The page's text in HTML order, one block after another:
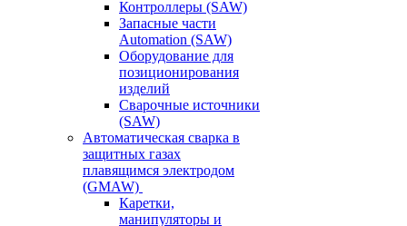
Контроллеры (SAW)
Запасные части
Automation (SAW)
Оборудование для
позиционирования
изделий
Сварочные источники
(SAW)
Автоматическая сварка в
защитных газах
плавящимся электродом
(GMAW)
Каретки,
манипуляторы и